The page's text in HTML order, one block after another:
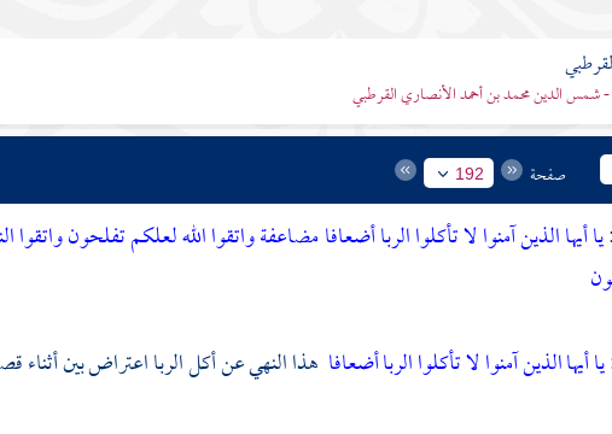
شمس الدين محمد بن أحمد الأنصاري القرطبي
صفحة 192
يا أيها الذين آمنوا لا تأكلوا الربا أضعافا مضاعفة واتقوا الله لعلكم تفلحون
يا أيها الذين آمنوا لا تأكلوا الربا أضعافا هذا النهي عن أكل الربا اعتراض بين أثناء